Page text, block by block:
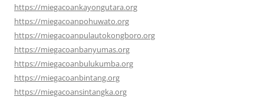
https://miegacoankayongutara.org
https://miegacoanpohuwato.org
https://miegacoanpulautokongboro.org
https://miegacoanbanyumas.org
https://miegacoanbulukumba.org
https://miegacoanbintang.org
https://miegacoansintangka.org